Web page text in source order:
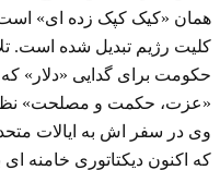
همان «کیک کپک زده ای»
کلیت رژیم تبدیل شده است.
حکومت برای گدایی «دلار»
«عزت، حکمت و مصلحت»
وی در سفر اش به ایالات
که اکنون دیکتاتوری خامنه